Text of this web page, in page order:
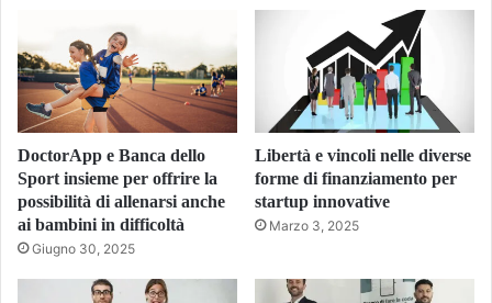
DoctorApp e Banca dello
Sport insieme per offrire la
possibilità di allenarsi anche
ai bambini in difficoltà
Giugno 30, 2025
Libertà e vincoli nelle diverse
forme di finanziamento per
startup innovative
Marzo 3, 2025